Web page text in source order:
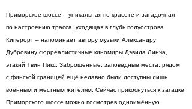
Приморское шоссе – уникальная по красоте и загадочная
по настроению трасса, уходящая в глубь полуострова
Киперорт – напоминает автору музыки Александру
Дубровину сюрреалистичные киномиры Дэвида Линча,
этакий Твин Пикс. Заброшенные, заповедные места, рядом
с финской границей ещё недавно были доступны лишь
военным и местным жителям. Сейчас прикоснуться к загадке
Приморского шоссе можно посмотрев одноимённую